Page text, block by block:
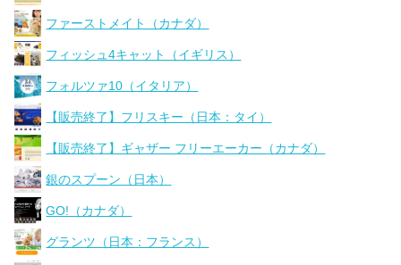
ファーストメイト（カナダ）
フィッシュ4キャット（イギリス）
フォルツァ10（イタリア）
【販売終了】フリスキー（日本：タイ）
【販売終了】ギャザー フリーエーカー（カナダ）
銀のスプーン（日本）
GO!（カナダ）
グランツ（日本：フランス）